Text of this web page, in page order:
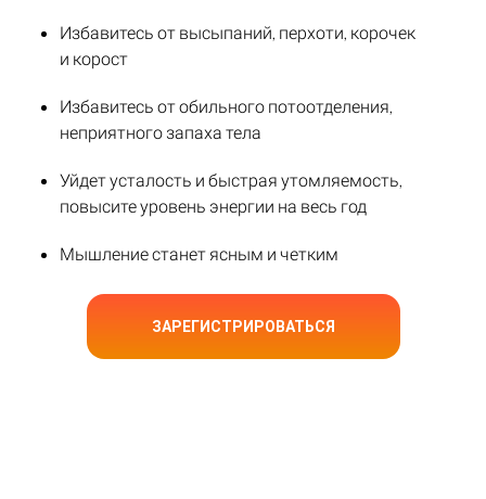
Избавитесь от высыпаний, перхоти, корочек
и корост
Избавитесь от обильного потоотделения,
неприятного запаха тела
Уйдет усталость и быстрая утомляемость,
повысите уровень энергии на весь год
Мышление станет ясным и четким
ЗАРЕГИСТРИРОВАТЬСЯ